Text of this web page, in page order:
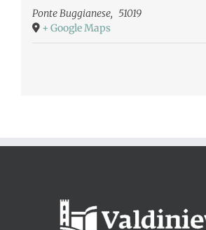
Ponte Buggianese, 51019
+ Google Maps